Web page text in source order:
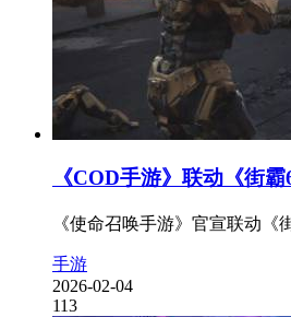
《COD手游》联动《街
《使命召唤手游》官宣联动
手游
2026-02-04
113